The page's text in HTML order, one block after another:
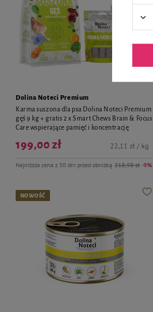
Dolina Noteci Premium
Karma suszona dla psa Dolina Noteci Premium
gęś 9 kg + gratis 2 x Smart Chews Brain & Focus
Care wspierające pamięć i koncentrację
Najniższa cena z 30 dni przed obniżką 218,98 zł -9%
199,00 zł 22,11 zł / kg
NOWOŚĆ